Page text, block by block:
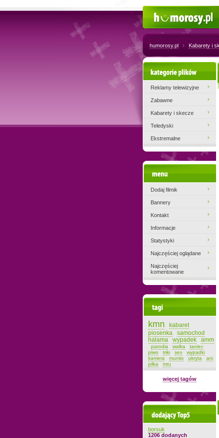
humorosy.pl Kabarety i
Kategorie plików
Reklamy telewizyjne
Zabawne
Kabarety i skecze
Teledyski
Ekstremalne
Dodaj filmik
Bannery
Kontakt
Informacje
Statystyki
Najczęściej oglądane
Najczęściej
komentowane
kmn
kabaret
piosenka
samochod
halama
wypadek amm
parodia walka
taniec
piwo
triki sex
wypadki
kamera
mumio ukryta
ani
pilka
mru
więcej tagów
Dodający top-5
borsuk
1206 dodanych